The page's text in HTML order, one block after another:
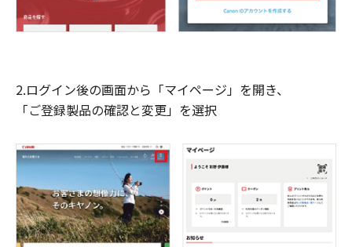
2.ログイン後の画面から「マイページ」を開き、
「ご登録製品の確認と変更」を選択